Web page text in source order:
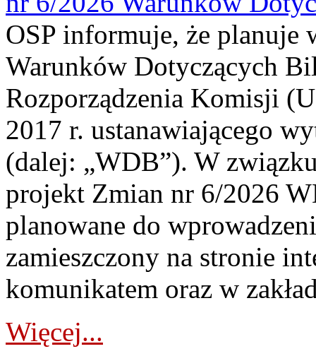
OSP informuje, że planuje
Warunków Dotyczących
Rozporządzenia Komisji
2017 r. ustanawiającego
(dalej: „WDB”). W
projekt Zmian nr 6/2026
planowane do
zamieszczony na stronie
komunikatem oraz w
Więcej...